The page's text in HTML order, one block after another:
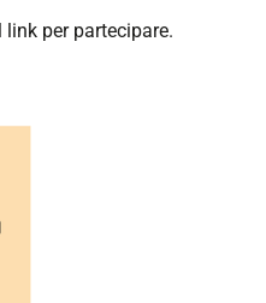
per partecipare.